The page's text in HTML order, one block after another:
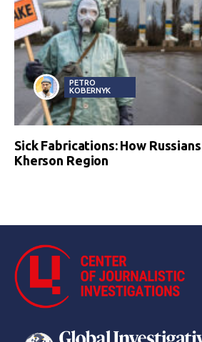
PETRO
KOBERNYK
Sick Fabrications: How
Kherson Region